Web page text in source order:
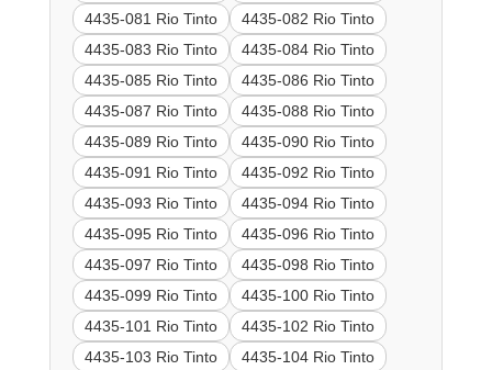
4435-081 Rio Tinto
4435-082 Rio Tinto
4435-083 Rio Tinto
4435-084 Rio Tinto
4435-085 Rio Tinto
4435-086 Rio Tinto
4435-087 Rio Tinto
4435-088 Rio Tinto
4435-089 Rio Tinto
4435-090 Rio Tinto
4435-091 Rio Tinto
4435-092 Rio Tinto
4435-093 Rio Tinto
4435-094 Rio Tinto
4435-095 Rio Tinto
4435-096 Rio Tinto
4435-097 Rio Tinto
4435-098 Rio Tinto
4435-099 Rio Tinto
4435-100 Rio Tinto
4435-101 Rio Tinto
4435-102 Rio Tinto
4435-103 Rio Tinto
4435-104 Rio Tinto